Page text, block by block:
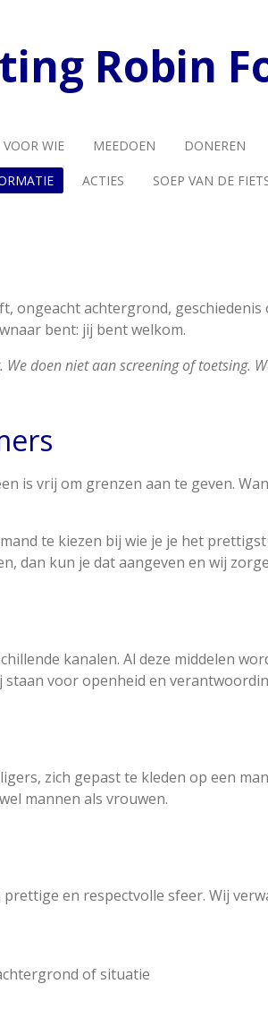
Robin
VOOR WIE MEEDOEN DONEREN
ACTIES SOEP VAN DE
ongeacht achtergrond,
bent: jij bent welkom.
doen niet aan screening of toetsing.
is vrij om grenzen aan te geven.
te kiezen bij wie je je het
dan kun je dat aangeven en wij
kanalen. Al deze middelen
voor openheid en
zich gepast te kleden op een
mannen als vrouwen.
en respectvolle sfeer. Wij
of situatie